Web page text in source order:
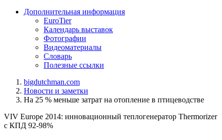
Дополнительная информация
EuroTier
Календарь выставок
Фотографии
Видеоматериалы
Словарь
Полезные ссылки
bigdutchman.com
Новости и заметки
На 25 % меньше затрат на отопление в птицеводстве
VIV Europe 2014: инновационный теплогенератор Thermorizer
с КПД 92-98%